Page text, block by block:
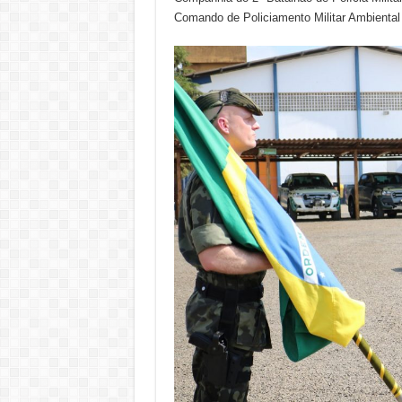
Comando de Policiamento Militar